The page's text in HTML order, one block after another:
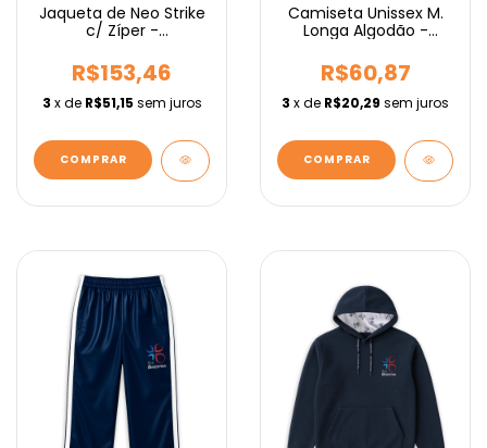
Jaqueta de Neo Strike
c/ Zíper -
R$153,46
3 x de R$51,15 sem juros
COMPRAR
Camiseta Unissex M.
Longa Algodão -
R$60,87
3 x de R$20,29 sem juros
COMPRAR